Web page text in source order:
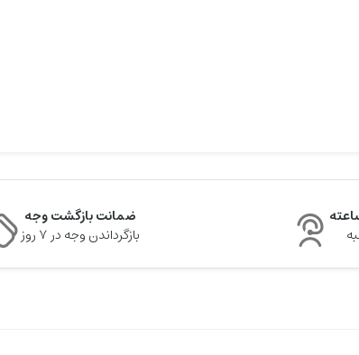
ضمانت بازگشت وجه
بازگرداندن وجه در ۷ روز